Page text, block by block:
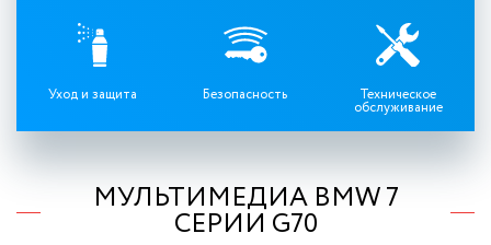
Уход и защита Безопасность Техническое
обслуживание
МУЛЬТИМЕДИА BMW 7
СЕРИИ G70